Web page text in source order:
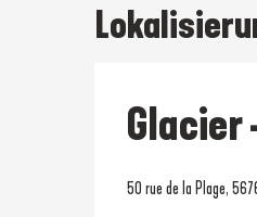
Glacier
50 rue de la Plage,